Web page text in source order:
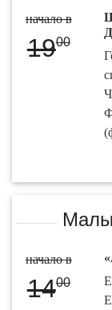
начало в
1900
начало в
1400